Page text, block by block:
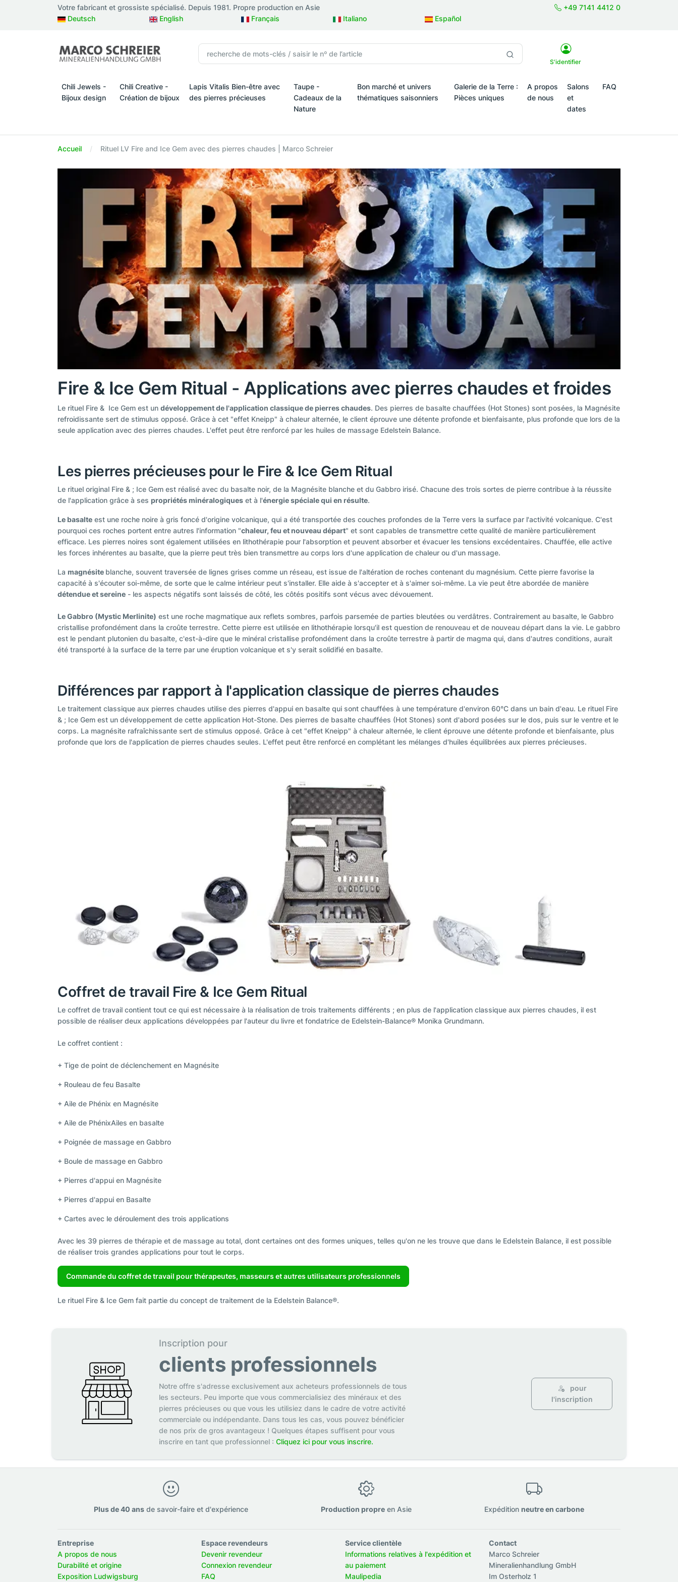
Votre fabricant et grossiste spécialisé. Depuis 1981. Propre production en Asie
+49 7141 4412 0
Deutsch
English Français Italiano Español
S'identifier
Chili Jewels -
Bijoux design
Chili Creative -
Création de bijoux
Lapis Vitalis Bien-être avec
des pierres précieuses
Taupe -
Cadeaux de la
Nature
Bon marché et univers
thématiques saisonniers
Galerie de la Terre :
Pièces uniques
A propos
de nous
Salons
et
dates
FAQ
Accueil Rituel LV Fire and Ice Gem avec des pierres chaudes | Marco Schreier
Fire & Ice Gem Ritual - Applications avec pierres chaudes et froides
Le rituel Fire & Ice Gem est un développement de l'application classique de pierres chaudes. Des pierres de basalte chauffées (Hot Stones) sont posées, la Magnésite
refroidissante sert de stimulus opposé. Grâce à cet "effet Kneipp" à chaleur alternée, le client éprouve une détente profonde et bienfaisante, plus profonde que lors de la
seule application avec des pierres chaudes. L'effet peut être renforcé par les huiles de massage Edelstein Balance.
Les pierres précieuses pour le Fire & Ice Gem Ritual
Le rituel original Fire & ; Ice Gem est réalisé avec du basalte noir, de la Magnésite blanche et du Gabbro irisé. Chacune des trois sortes de pierre contribue à la réussite
de l'application grâce à ses propriétés minéralogiques et à l'énergie spéciale qui en résulte.
Le basalte est une roche noire à gris foncé d'origine volcanique, qui a été transportée des couches profondes de la Terre vers la surface par l'activité volcanique. C'est
pourquoi ces roches portent entre autres l'information "chaleur, feu et nouveau départ" et sont capables de transmettre cette qualité de manière particulièrement
efficace. Les pierres noires sont également utilisées en lithothérapie pour l'absorption et peuvent absorber et évacuer les tensions excédentaires. Chauffée, elle active
les forces inhérentes au basalte, que la pierre peut très bien transmettre au corps lors d'une application de chaleur ou d'un massage.
La magnésite blanche, souvent traversée de lignes grises comme un réseau, est issue de l'altération de roches contenant du magnésium. Cette pierre favorise la
capacité à s'écouter soi-même, de sorte que le calme intérieur peut s'installer. Elle aide à s'accepter et à s'aimer soi-même. La vie peut être abordée de manière
détendue et sereine - les aspects négatifs sont laissés de côté, les côtés positifs sont vécus avec dévouement.
Le Gabbro (Mystic Merlinite) est une roche magmatique aux reflets sombres, parfois parsemée de parties bleutées ou verdâtres. Contrairement au basalte, le Gabbro
cristallise profondément dans la croûte terrestre. Cette pierre est utilisée en lithothérapie lorsqu'il est question de renouveau et de nouveau départ dans la vie. Le gabbro
est le pendant plutonien du basalte, c'est-à-dire que le minéral cristallise profondément dans la croûte terrestre à partir de magma qui, dans d'autres conditions, aurait
été transporté à la surface de la terre par une éruption volcanique et s'y serait solidifié en basalte.
Différences par rapport à l'application classique de pierres chaudes
Le traitement classique aux pierres chaudes utilise des pierres d'appui en basalte qui sont chauffées à une température d'environ 60°C dans un bain d'eau. Le rituel Fire
& ; Ice Gem est un développement de cette application Hot-Stone. Des pierres de basalte chauffées (Hot Stones) sont d'abord posées sur le dos, puis sur le ventre et le
corps. La magnésite rafraîchissante sert de stimulus opposé. Grâce à cet "effet Kneipp" à chaleur alternée, le client éprouve une détente profonde et bienfaisante, plus
profonde que lors de l'application de pierres chaudes seules. L'effet peut être renforcé en complétant les mélanges d'huiles équilibrées aux pierres précieuses.
Coffret de travail Fire & Ice Gem Ritual
Le coffret de travail contient tout ce qui est nécessaire à la réalisation de trois traitements différents ; en plus de l'application classique aux pierres chaudes, il est
possible de réaliser deux applications développées par l'auteur du livre et fondatrice de Edelstein-Balance® Monika Grundmann.
Le coffret contient :
+ Tige de point de déclenchement en Magnésite
+ Rouleau de feu Basalte
+ Aile de Phénix en Magnésite
+ Aile de PhénixAiles en basalte
+ Poignée de massage en Gabbro
+ Boule de massage en Gabbro
+ Pierres d'appui en Magnésite
+ Pierres d'appui en Basalte
+ Cartes avec le déroulement des trois applications
Avec les 39 pierres de thérapie et de massage au total, dont certaines ont des formes uniques, telles qu'on ne les trouve que dans le Edelstein Balance, il est possible
de réaliser trois grandes applications pour tout le corps.
Commande du coffret de travail pour thérapeutes, masseurs et autres utilisateurs professionnels
Le rituel Fire & Ice Gem fait partie du concept de traitement de la Edelstein Balance®.
Inscription pour
clients professionnels
Notre offre s'adresse exclusivement aux acheteurs professionnels de tous
les secteurs. Peu importe que vous commercialisiez des minéraux et des
pierres précieuses ou que vous les utilisiez dans le cadre de votre activité
commerciale ou indépendante. Dans tous les cas, vous pouvez bénéficier
de nos prix de gros avantageux ! Quelques étapes suffisent pour vous
inscrire en tant que professionnel : Cliquez ici pour vous inscrire.
pour
l'inscription
Plus de 40 ans de savoir-faire et d'expérience Production propre en Asie Expédition neutre en carbone
Entreprise
A propos de nous
Durabilité et origine
Exposition Ludwigsburg
Espace revendeurs
Devenir revendeur
Connexion revendeur
FAQ
Service clientèle
Informations relatives à l'expédition et
au paiement
Maulipedia
Contact
Marco Schreier
Mineralienhandlung GmbH
Im Osterholz 1